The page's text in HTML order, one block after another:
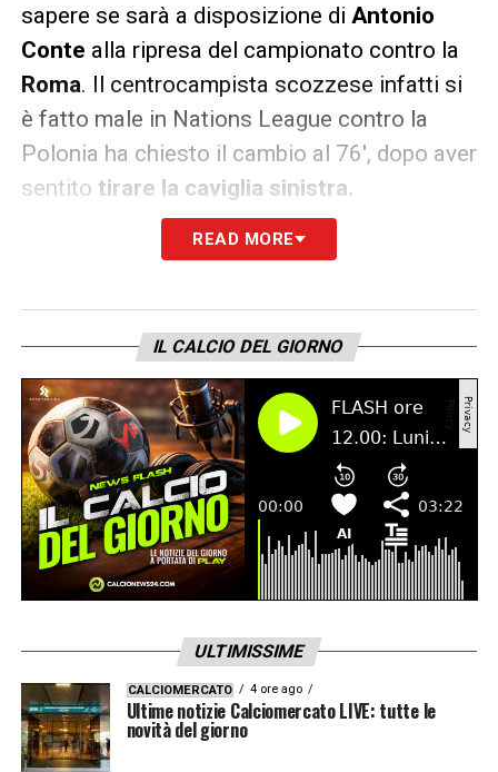
sapere se sarà a disposizione di Antonio
Conte alla ripresa del campionato contro la
Roma. Il centrocampista scozzese infatti si
è fatto male in Nations League contro la
Polonia ha chiesto il cambio al 76′, dopo aver
sentito tirare la caviglia sinistra.
Atteso oggi in Italia per ulteriori esami che,
danno, sperando che non si tratti di unlungo
stop, come quello capitato aLobotka
proprio dopo lascorsa sosta delle nazionali.
LA PLAYLIST DELLE NOSTRE TOP NEWS
READ MORE
IL CALCIO DEL GIORNO
ULTIMISSIME
CALCIOMERCATO 4 ore ago
Ultime notizie Calciomercato LIVE: tutte le
novità del giorno